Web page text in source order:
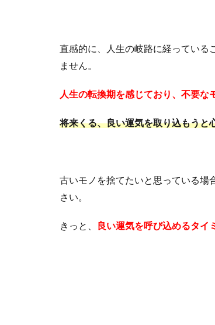
直感的に、人生の岐路に経っている
ません。
人生の転換期を感じており、不要な
将来くる、良い運気を取り込もうと
古いモノを捨てたいと思っている場
さい。
きっと、 良い運気を呼び込めるタイ